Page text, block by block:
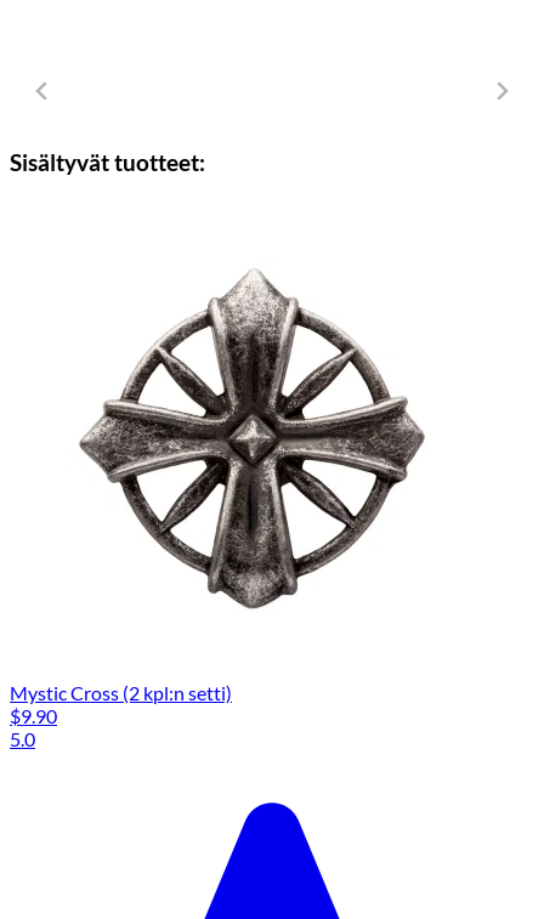
Sisältyvät tuotteet:
Mystic Cross (2 kpl:n setti)
$9.90
5.0